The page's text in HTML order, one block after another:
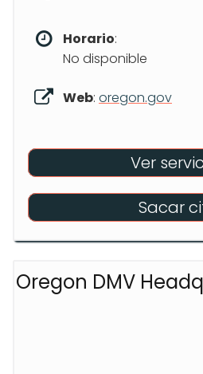
Horario:
No disponible
Web: oregon.gov
Ver
Sacar
Oregon DMV